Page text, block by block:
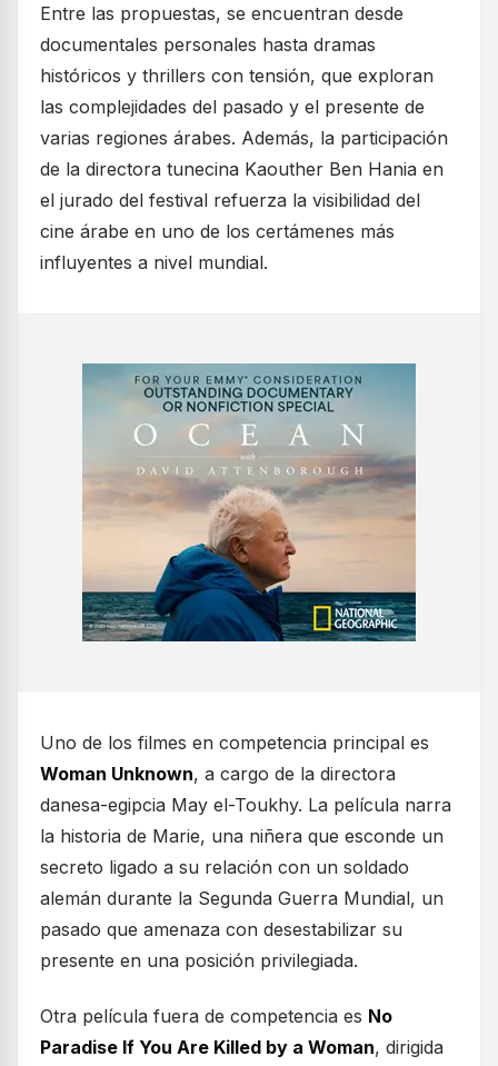
Entre las propuestas, se encuentran desde
documentales personales hasta dramas
históricos y thrillers con tensión, que exploran
las complejidades del pasado y el presente de
varias regiones árabes. Además, la participación
de la directora tunecina Kaouther Ben Hania en
el jurado del festival refuerza la visibilidad del
cine árabe en uno de los certámenes más
influyentes a nivel mundial.
Uno de los filmes en competencia principal es
Woman Unknown, a cargo de la directora
danesa-egipcia May el-Toukhy. La película narra
la historia de Marie, una niñera que esconde un
secreto ligado a su relación con un soldado
alemán durante la Segunda Guerra Mundial, un
pasado que amenaza con desestabilizar su
presente en una posición privilegiada.
Otra película fuera de competencia es No
Paradise If You Are Killed by a Woman, dirigida